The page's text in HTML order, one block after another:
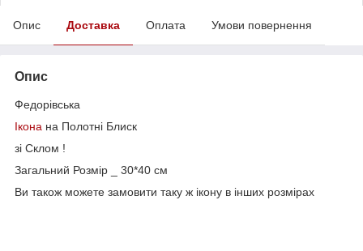
Опис Доставка Оплата Умови повернення
Опис
Федорівська
Ікона на Полотні Блиск
зі Склом !
Загальний Розмір _ 30*40 см
Ви також можете замовити таку ж ікону в інших розмірах